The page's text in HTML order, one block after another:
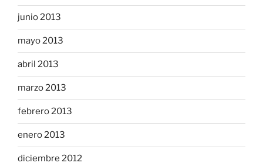
junio 2013
mayo 2013
abril 2013
marzo 2013
febrero 2013
enero 2013
diciembre 2012